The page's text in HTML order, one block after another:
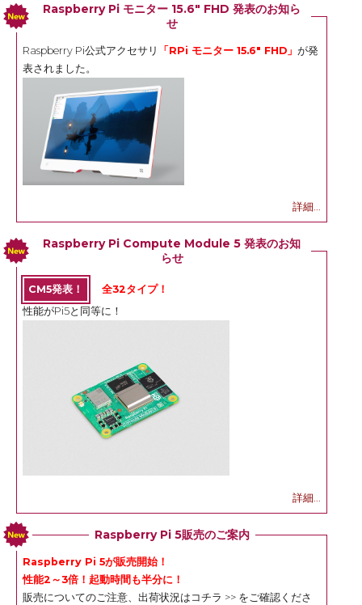
Raspberry Pi モニター 15.6" FHD 発表のお知ら
せ
Raspberry Pi公式アクセサリ 「RPi モニター 15.6" FHD」 が発
表されました。
詳細...
Raspberry Pi Compute Module 5 発表のお知
らせ
CM5発表！
全32タイプ！
性能がPi5と同等に！
詳細...
Raspberry Pi 5販売のご案内
Raspberry Pi 5が販売開始！
性能2～3倍！起動時間も半分に！
販売についてのご注意、出荷状況は コチラ >> をご確認くださ